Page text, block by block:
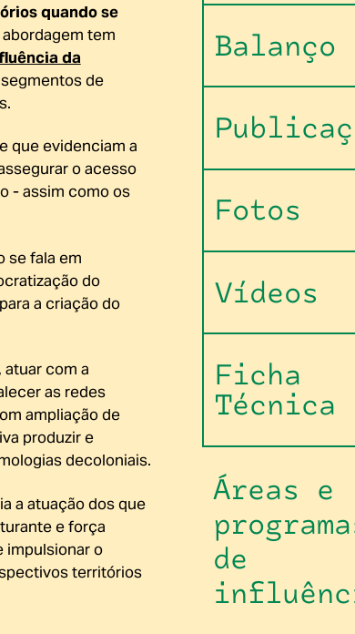
Balanço
Fotos
Vídeos
Ficha
Técnica
Áreas e
de
quando se
abordagem tem
da
de
que evidenciam a
o acesso
- assim como os
se fala em
do
a criação do
com a
as redes
ampliação de
produzir e
decoloniais.
a atuação dos que
e força
impulsionar o
territórios